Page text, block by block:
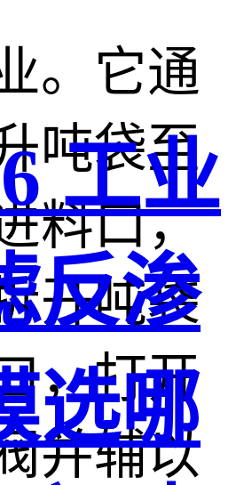
。它通
吨袋至
料口，
开吨袋
，打开
并辅以
工业
反渗
选哪